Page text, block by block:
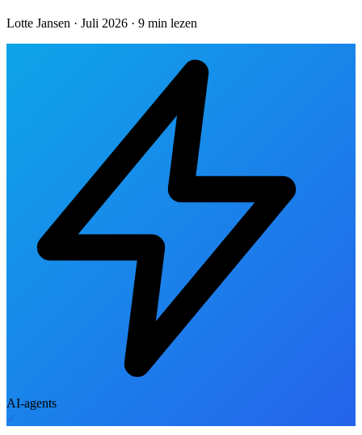
Lotte Jansen · Juli 2026 · 9 min lezen
AI-agents
✓